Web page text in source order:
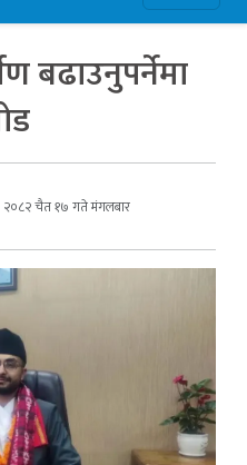
बढाउनुपर्नेमा
२०८२ चैत १७ गते मंगलबार